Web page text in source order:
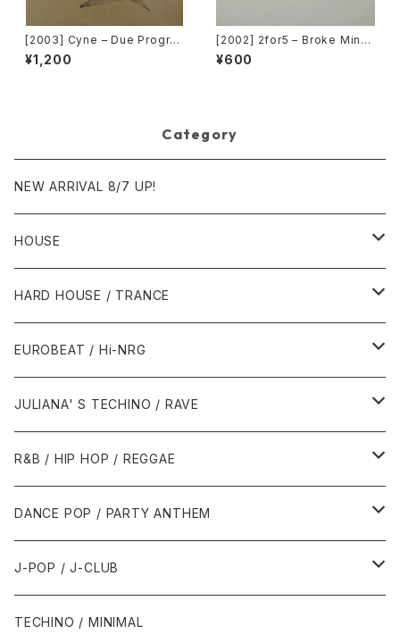
[2003] Cyne – Due Progre
ss [Botanica Del Jibaro]
¥1,200
[2002] 2for5 – Broke Mind
s Think Alike [Cajo!]
¥600
Category
NEW ARRIVAL 8/7 UP!
HOUSE
1980年代
1987年・以前
1988年
1990年代
1990年
1991年
2000年代
2000年
2001年
2010年代
2010年
2011年
HARD HOUSE / TRANCE
1990年代
1994年・以前
1995年
2000年代
2000年
2001年
EUROBEAT / Hi-NRG
1980年代
1986年・以前
1987年
1990年代
1990年
1991年
2000年代
JULIANA' S TECHINO / RAVE
1990年代
1990年
1991年
2000年代
2000年
2001年
R&B / HIP HOP / REGGAE
1980年代
1985年・以前
1986年
1990年代
1990年
2000年代
DANCE POP / PARTY ANTHEM
1980年代
1988年・以前
1990年代
J-POP / J-CLUB
1980年代
TECHINO / MINIMAL